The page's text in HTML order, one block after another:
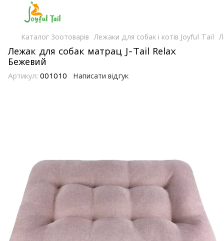
Каталог Зоотоварів Лежаки для собак і котів Joyful Tail
Лежак для собак матрац J-Tail Relax
Бежевий
Артикул: 001010 Написати відгук